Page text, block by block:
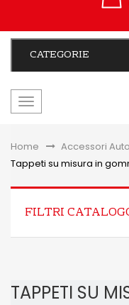
CATEGORIE
navigazione
Home &gt;Accessori Auto
Tappeti su misura in
FILTRI
TAPPETI SU